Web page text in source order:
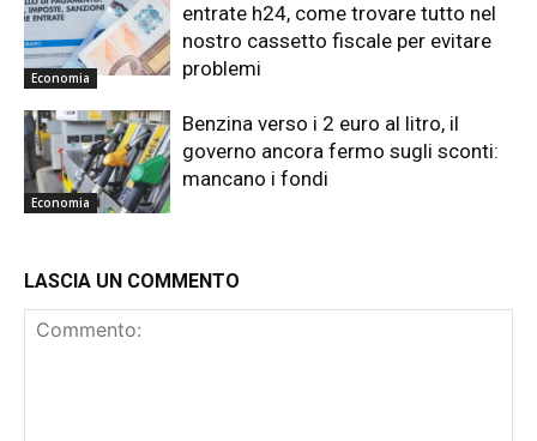
Economia
entrate h24, come trovare tutto nel
nostro cassetto fiscale per evitare
problemi
Economia
Benzina verso i 2 euro al litro, il
governo ancora fermo sugli sconti:
mancano i fondi
LASCIA UN COMMENTO